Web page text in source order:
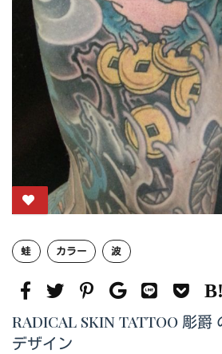
蛙 カラー 波
RADICAL SKIN TATTOO 彫爵
デザイン